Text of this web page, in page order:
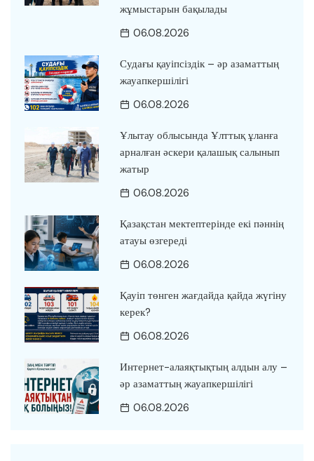
жұмыстарын бақылады
06.08.2026
Судағы қауіпсіздік – әр азаматтың
жауапкершілігі
06.08.2026
Ұлытау облысында Ұлттық ұланға
арналған әскери қалашық салынып
жатыр
06.08.2026
Қазақстан мектептерінде екі пәннің
атауы өзгереді
06.08.2026
Қауіп төнген жағдайда қайда жүгіну
керек?
06.08.2026
Интернет-алаяқтықтың алдын алу –
әр азаматтың жауапкершілігі
06.08.2026